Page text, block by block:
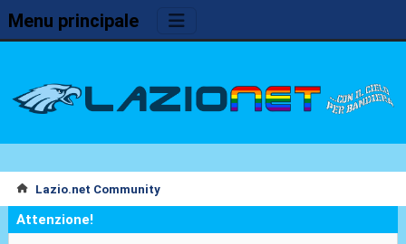
Menu principale
Lazio.net Community
Attenzione!